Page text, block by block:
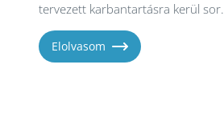
tervezett karbantartásra kerül sor.
Elolvasom